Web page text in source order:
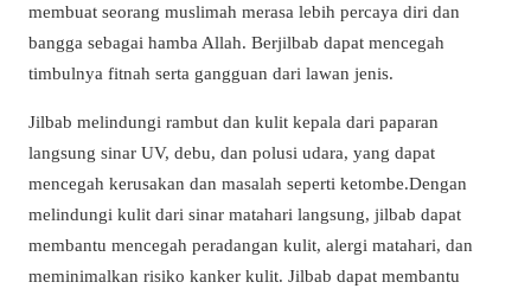
membuat seorang muslimah merasa lebih percaya diri dan
bangga sebagai hamba Allah. Berjilbab dapat mencegah
timbulnya fitnah serta gangguan dari lawan jenis.
Jilbab melindungi rambut dan kulit kepala dari paparan
langsung sinar UV, debu, dan polusi udara, yang dapat
mencegah kerusakan dan masalah seperti ketombe.Dengan
melindungi kulit dari sinar matahari langsung, jilbab dapat
membantu mencegah peradangan kulit, alergi matahari, dan
meminimalkan risiko kanker kulit. Jilbab dapat membantu